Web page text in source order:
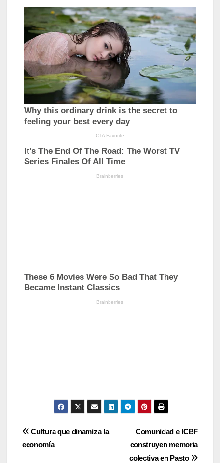
Navegación
Comunidad e ICBF
construyen memoria
colectiva en Pasto
Cultura que dinamiza la
economía